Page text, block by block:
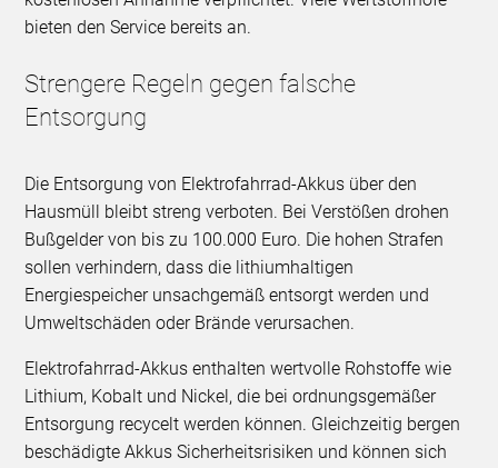
bieten den Service bereits an.
Strengere Regeln gegen falsche
Entsorgung
Die Entsorgung von Elektrofahrrad-Akkus über den
Hausmüll bleibt streng verboten. Bei Verstößen drohen
Bußgelder von bis zu 100.000 Euro. Die hohen Strafen
sollen verhindern, dass die lithiumhaltigen
Energiespeicher unsachgemäß entsorgt werden und
Umweltschäden oder Brände verursachen.
Elektrofahrrad-Akkus enthalten wertvolle Rohstoffe wie
Lithium, Kobalt und Nickel, die bei ordnungsgemäßer
Entsorgung recycelt werden können. Gleichzeitig bergen
beschädigte Akkus Sicherheitsrisiken und können sich